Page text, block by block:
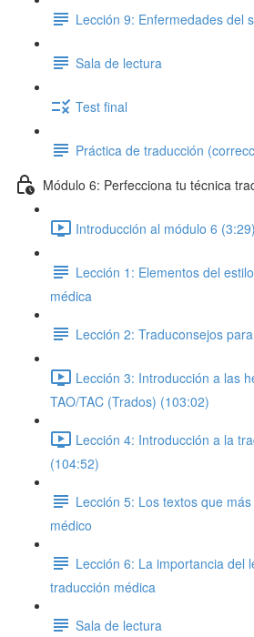
Lección 9: Enfermedades del
Sala de lectura
Test final
Práctica de traducción
Módulo 6: Perfecciona tu técnica
Introducción al módulo 6 (3:29)
Lección 1: Elementos del
médica
Lección 2: Traduconsejos
Lección 3: Introducción a las
TAO/TAC (Trados) (103:02)
Lección 4: Introducción a la
(104:52)
Lección 5: Los textos que
médico
Lección 6: La importancia del
traducción médica
Sala de lectura